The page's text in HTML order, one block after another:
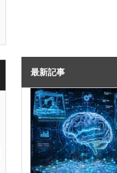
最新記事